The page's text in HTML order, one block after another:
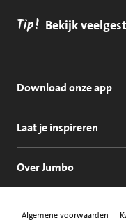
Tip! Bekijk
Download onze app
Laat je inspireren
Over Jumbo
Algemene voorwaarden